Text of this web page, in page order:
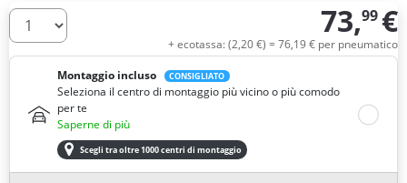
Quantità 73,99 €
+ ecotassa: (2,20€) = 76,19€ per pneumatico
Montaggio incluso
CONSIGLIATO
Seleziona il centro di montaggio più vicino o più comodo
per te
Saperne di più
Scegli tra oltre 1000 centri di montaggio